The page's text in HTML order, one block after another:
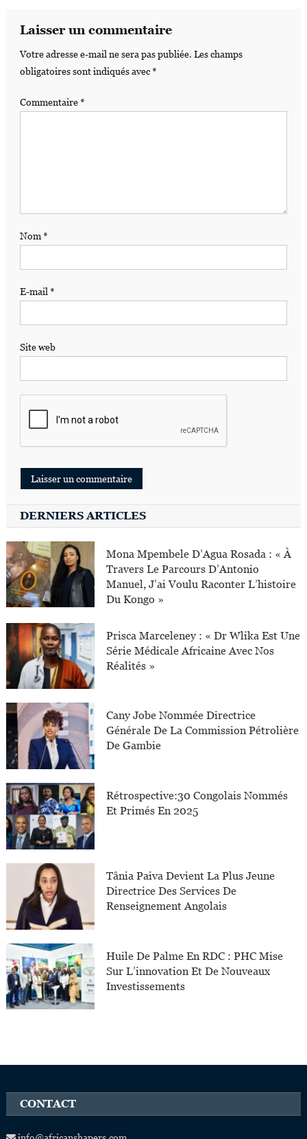
Laisser un commentaire
Votre adresse e-mail ne sera pas publiée. Les champs
obligatoires sont indiqués avec*
Commentaire*
Nom*
E-mail *
Site web
DERNIERS ARTICLES
Mona Mpembele D’Agua Rosada : « À
Travers Le Parcours D’Antonio
Manuel, J’ai Voulu Raconter L’histoire
Du Kongo »
Prisca Marceleney : « Dr Wlika Est Une
Série Médicale Africaine Avec Nos
Réalités »
Cany Jobe Nommée Directrice
Générale De La Commission Pétrolière
De Gambie
Rétrospective:30 Congolais Nommés
Et Primés En 2025
Tânia Paiva Devient La Plus Jeune
Directrice Des Services De
Renseignement Angolais
Huile De Palme En RDC : PHC Mise
Sur L’innovation Et De Nouveaux
Investissements
CONTACT